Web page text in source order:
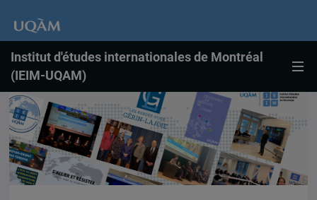
Institut d'études internationales de Montréal
(IEIM-UQAM)